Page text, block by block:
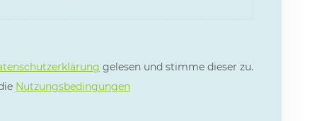
gelesen und stimme dieser zu.
Nutzungsbedingungen